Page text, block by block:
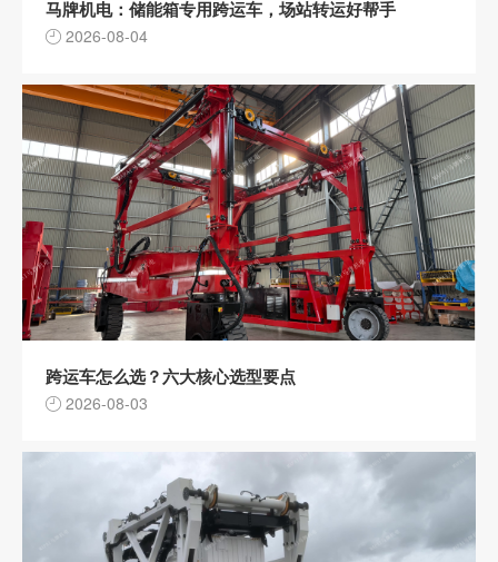
马牌机电：储能箱专用跨运车，场站转运好帮手
2026-08-04
跨运车怎么选？六大核心选型要点
2026-08-03